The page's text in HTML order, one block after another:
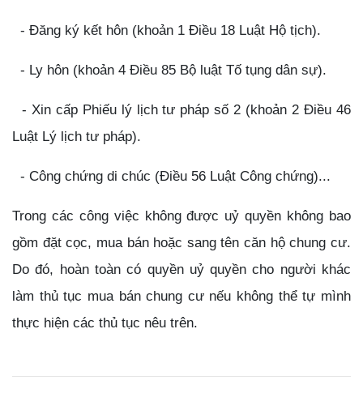
- Đăng ký kết hôn (khoản 1 Điều 18 Luật Hộ tịch).
- Ly hôn (khoản 4 Điều 85 Bộ luật Tố tụng dân sự).
- Xin cấp Phiếu lý lịch tư pháp số 2 (khoản 2 Điều 46
Luật Lý lịch tư pháp).
- Công chứng di chúc (Điều 56 Luật Công chứng)...
Trong các công việc không được uỷ quyền không bao
gồm đặt cọc, mua bán hoặc sang tên căn hộ chung cư.
Do đó, hoàn toàn có quyền uỷ quyền cho người khác
làm thủ tục mua bán chung cư nếu không thể tự mình
thực hiện các thủ tục nêu trên.